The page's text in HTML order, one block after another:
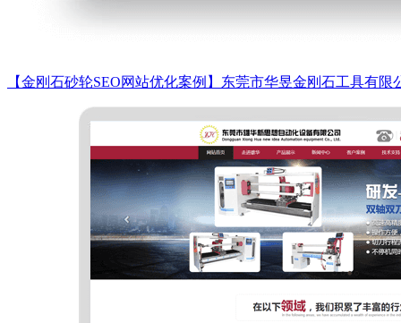
【金刚石砂轮SEO网站优化案例】东莞市华昱金刚石工具有限